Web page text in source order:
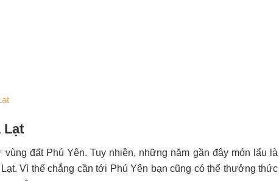
Lạt
đất Phú Yên. Tuy nhiên, những năm gần đây món lẩu là
Vì thế chẳng cần tới Phú Yên bạn cũng có thể thưởng thức